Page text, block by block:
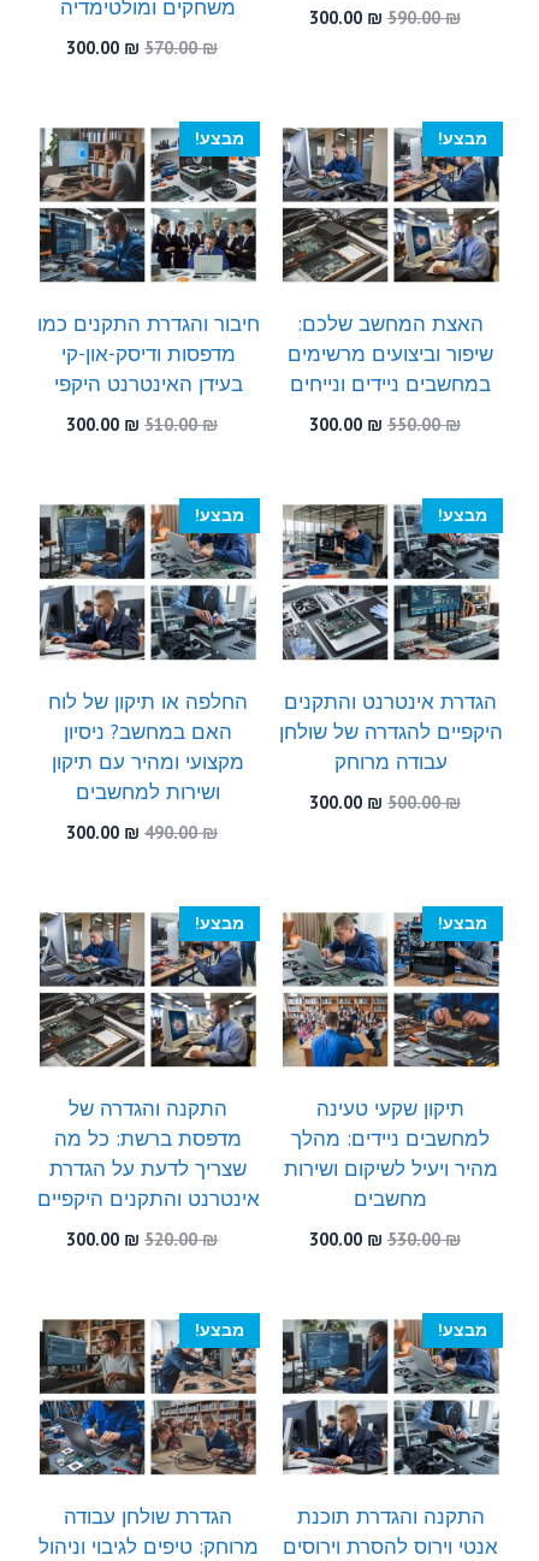
590.00₪
המחיר
300.00 ₪
משחקים ומולטימדיה
570.00₪
המחיר
300.00 ₪
המחיר
מבצע!
האצת המחשב שלכם:
שיפור וביצועים מרשימים
במחשבים ניידים ונייחים
550.00₪
המחיר
550.00 ₪.
300.00 ₪
300.00 ₪.
מבצע!
חיבור והגדרת התקנים כמו
מדפסות ודיסק-און-קי
בעידן האינטרנט היקפי
510.00₪
המחיר
510.00 ₪.
300.00 ₪
המחיר
300.00 ₪.
מבצע!
הגדרת אינטרנט והתקנים
היקפיים להגדרה של שולחן
עבודה מרוחק
500.00₪
המחיר
300.00 ₪
מבצע!
החלפה או תיקון של לוח
האם במחשב? ניסיון
מקצועי ומהיר עם תיקון
ושירות למחשבים
490.00₪
המחיר
300.00 ₪
המחיר
מבצע!
תיקון שקעי טעינה
למחשבים ניידים: מהלך
מהיר ויעיל לשיקום ושירות
מחשבים
530.00₪
המחיר
530.00 ₪.
300.00 ₪
300.00 ₪.
מבצע!
התקנה והגדרה של
מדפסת ברשת: כל מה
שצריך לדעת על הגדרת
אינטרנט והתקנים היקפיים
520.00₪
המחיר
520.00 ₪.
300.00 ₪
המחיר
300.00 ₪.
מבצע!
התקנה והגדרת תוכנת
אנטי וירוס להסרת וירוסים
מבצע!
הגדרת שולחן עבודה
מרוחק: טיפים לגיבוי וניהול